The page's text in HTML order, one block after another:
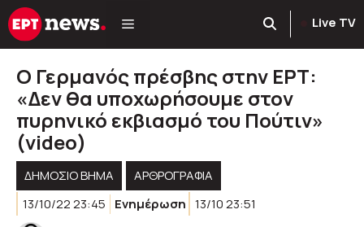
Μετάβαση
σε
Live TV
Ο Γερμανός πρέσβης στην ΕΡΤ:
«Δεν θα υποχωρήσουμε στον
πυρηνικό εκβιασμό του Πούτιν»
(video)
ΔΗΜΟΣΙΟ ΒΗΜΑ
ΑΡΘΡΟΓΡΑΦΊΑ
13/10/22 23:45
Ενημέρωση 13/10 23:51